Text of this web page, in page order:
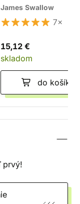
James Swallow
7×
15,12 €
skladom
do košíka
prvý!